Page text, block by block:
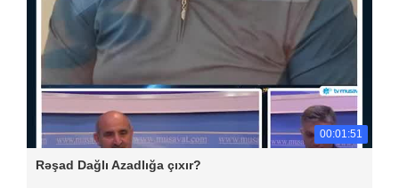
00:01:51
Rəşad Dağlı Azadlığa çıxır?